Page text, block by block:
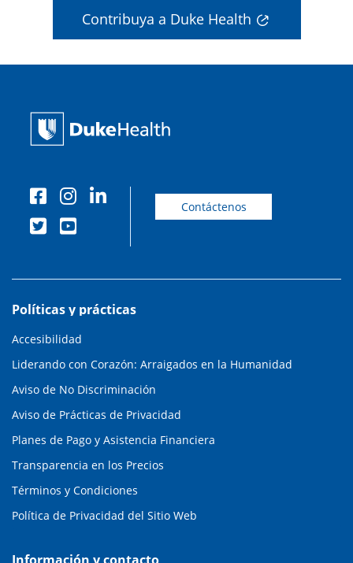
Contribuya a Duke Health
Contáctenos
Políticas y prácticas
Accesibilidad
Liderando con Corazón: Arraigados en la Humanidad
Aviso de No Discriminación
Aviso de Prácticas de Privacidad
Planes de Pago y Asistencia Financiera
Transparencia en los Precios
Términos y Condiciones
Política de Privacidad del Sitio Web